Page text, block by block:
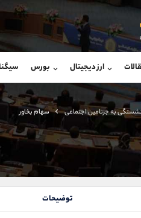
ارز دیجیتال بورس
به جزتامين اجتماعی سهام بخاور
توضیحات
107
واتساپ
تلگرام